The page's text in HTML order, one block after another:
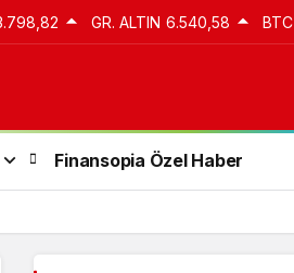
GR. ALTIN 6.540,58 BTC
Finansopia Özel Haber